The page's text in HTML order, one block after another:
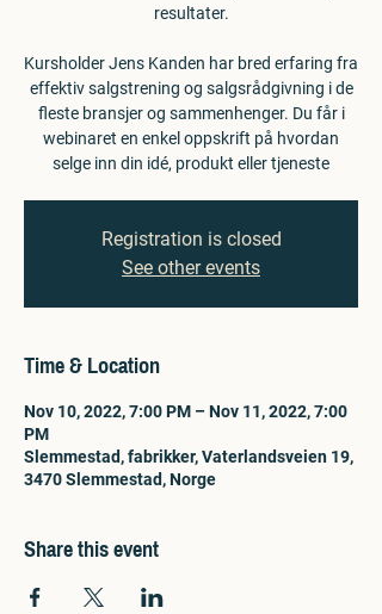
resultater.
Kursholder Jens Kanden har bred erfaring fra
effektiv salgstrening og salgsrådgivning i de
fleste bransjer og sammenhenger. Du får i
webinaret en enkel oppskrift på hvordan
selge inn din idé, produkt eller tjeneste
Registration is closed
See other events
Time & Location
Nov 10, 2022, 7:00 PM – Nov 11, 2022, 7:00
PM
Slemmestad, fabrikker, Vaterlandsveien 19,
3470 Slemmestad, Norge
Share this event